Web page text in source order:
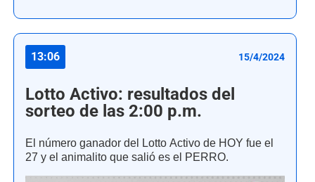
13:06 15/4/2024
Lotto Activo: resultados del
sorteo de las 2:00 p.m.
El número ganador del Lotto Activo de HOY fue el
27 y el animalito que salió es el PERRO.